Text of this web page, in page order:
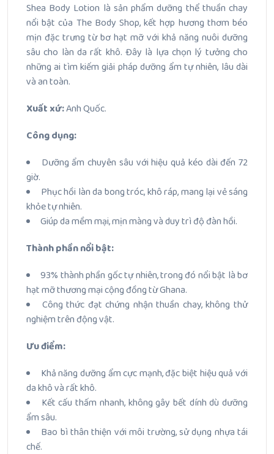
Shea Body Lotion là sản phẩm dưỡng thể thuần chay
nổi bật của The Body Shop, kết hợp hương thơm béo
mịn đặc trưng từ bơ hạt mỡ với khả năng nuôi dưỡng
sâu cho làn da rất khô. Đây là lựa chọn lý tưởng cho
những ai tìm kiếm giải pháp dưỡng ẩm tự nhiên, lâu dài
và an toàn.
Xuất xứ:Anh Quốc.
Công dụng:
Dưỡng ẩm chuyên sâu với hiệu quả kéo dài đến 72
giờ.
Phục hồi làn da bong tróc, khô ráp, mang lại vẻ sáng
khỏe tự nhiên.
Giúp da mềm mại, mịn màng và duy trì độ đàn hồi.
Thành phần nổi bật:
93% thành phần gốc tự nhiên, trong đó nổi bật là bơ
hạt mỡ thương mại cộng đồng từ Ghana.
Công thức đạt chứng nhận thuần chay, không thử
nghiệm trên động vật.
Ưu điểm:
Khả năng dưỡng ẩm cực mạnh, đặc biệt hiệu quả với
da khô và rất khô.
Kết cấu thấm nhanh, không gây bết dính dù dưỡng
ẩm sâu.
Bao bì thân thiện với môi trường, sử dụng nhựa tái
chế.